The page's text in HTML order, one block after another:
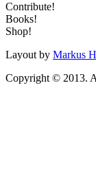
Contribute!
Books!
Shop!
Layout by Markus
Copyright © 2013.